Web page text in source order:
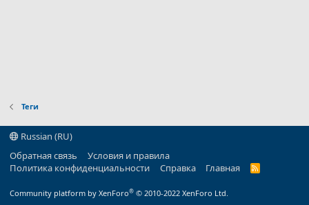
Теги
Russian (RU)
Обратная связь
Условия и правила
Политика конфиденциальности
Справка Главная
R
Community platform by XenForo® © 2010-2022 XenForo Ltd.